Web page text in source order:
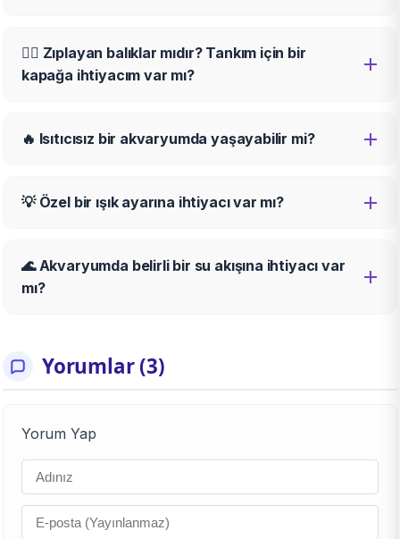
🏃‍♂️ Zıplayan balıklar mıdır? Tankım için bir
kapağa ihtiyacım var mı?
🔥 Isıtıcısız bir akvaryumda yaşayabilir mi?
💡 Özel bir ışık ayarına ihtiyacı var mı?
🌊 Akvaryumda belirli bir su akışına ihtiyacı var
mı?
Yorumlar (3)
Yorum Yap